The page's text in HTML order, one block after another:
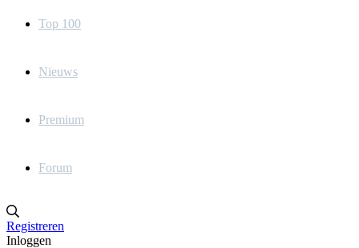
Top 100
Nieuws
Premium
Forum
Registreren
Inloggen